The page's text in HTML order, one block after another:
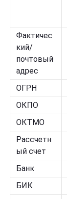
Фактичес
кий/
почтовый
адрес
ОГРН
ОКПО
ОКТМО
Рассчетн
ый счет
Банк
БИК